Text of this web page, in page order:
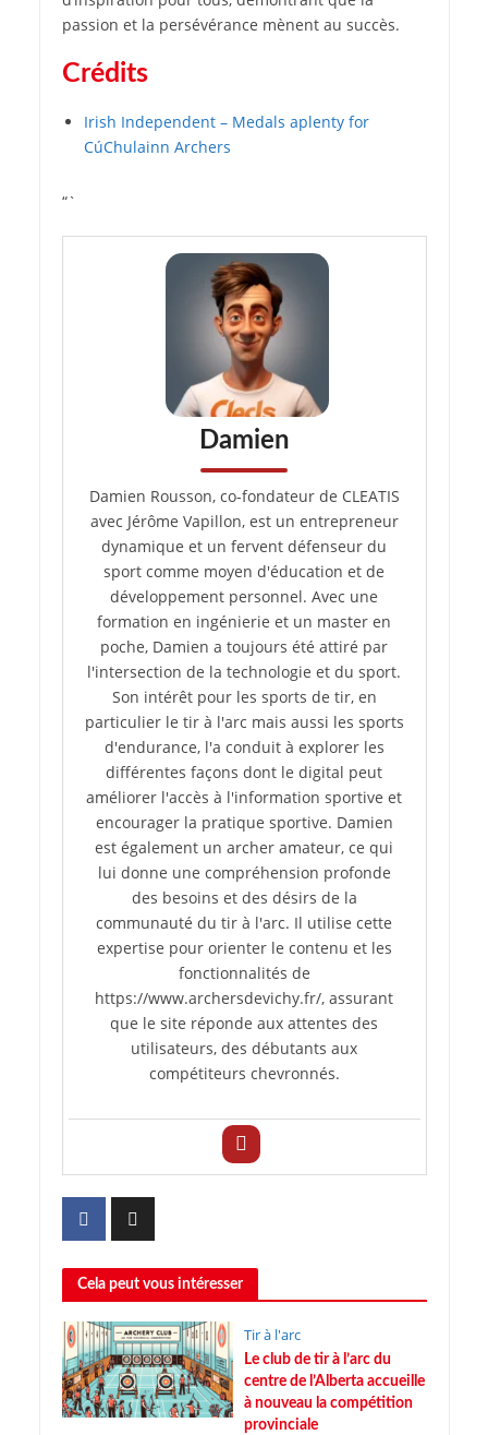
passion et la persévérance mènent au succès.
Crédits
Irish Independent – Medals aplenty for
CúChulainn Archers
“`
Damien
Damien Rousson, co-fondateur de CLEATIS
avec Jérôme Vapillon, est un entrepreneur
dynamique et un fervent défenseur du
sport comme moyen d'éducation et de
développement personnel. Avec une
formation en ingénierie et un master en
poche, Damien a toujours été attiré par
l'intersection de la technologie et du sport.
Son intérêt pour les sports de tir, en
particulier le tir à l'arc mais aussi les sports
d'endurance, l'a conduit à explorer les
différentes façons dont le digital peut
améliorer l'accès à l'information sportive et
encourager la pratique sportive. Damien
est également un archer amateur, ce qui
lui donne une compréhension profonde
des besoins et des désirs de la
communauté du tir à l'arc. Il utilise cette
expertise pour orienter le contenu et les
fonctionnalités de
https://www.archersdevichy.fr/, assurant
que le site réponde aux attentes des
utilisateurs, des débutants aux
compétiteurs chevronnés.
Cela peut vous intéresser
Tir à l'arc
Le club de tir à l’arc du
centre de l’Alberta accueille
à nouveau la compétition
provinciale